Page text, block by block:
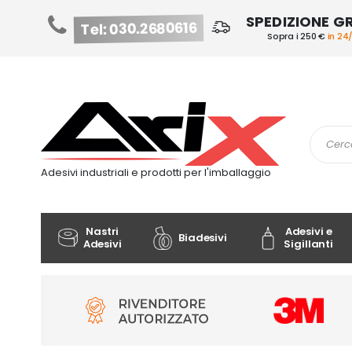
Tel: 030.2680616 SPEDIZIONE
Sopra i 250 €in
contenuto
Adesivi industriali e prodotti per l'imballaggio
Cerca
Nastri
Adesivi
Biadesivi
Adesivi e
Sigillanti